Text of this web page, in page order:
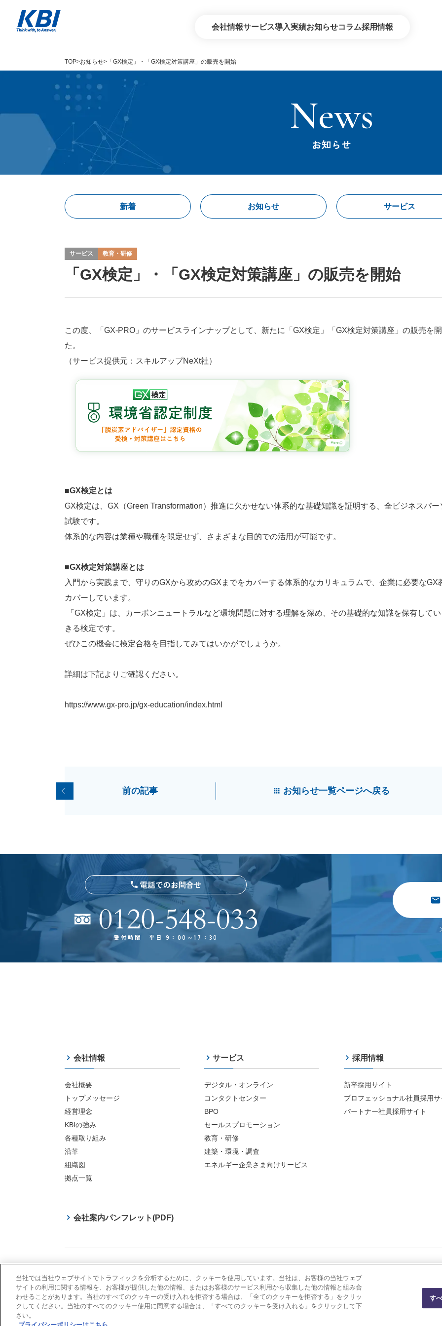
会社情報サービス導入実績お知らせコラム採用情報
サービス
TOP お知らせ 「GX検定」・「GX検定対策講座」の販売を開始
News
お知らせ
新着 お知らせ サービス
サービス 教育・研修
「GX検定」・「GX検定対策講座」の販売を開始
この度、「GX-PRO」のサービスラインナップとして、新たに「GX検定」「GX検定対策講座」の販売を
た。
（サービス提供元：スキルアップNeXt社）
■GX検定とは
GX検定は、GX（Green Transformation）推進に欠かせない体系的な基礎知識を証明する、全ビジネスパ
試験です。
体系的な内容は業種や職種を限定せず、さまざまな目的での活用が可能です。
■GX検定対策講座とは
入門から実践まで、守りのGXから攻めのGXまでをカバーする体系的なカリキュラムで、企業に必要なGX
カバーしています。
「GX検定」は、カーボンニュートラルなど環境問題に対する理解を深め、その基礎的な知識を保有して
きる検定です。
ぜひこの機会に検定合格を目指してみてはいかがでしょうか。
詳細は下記よりご確認ください。
https://www.gx-pro.jp/gx-education/index.html
前の記事 お知らせ一覧ページへ戻る
受付時間 平日 9：00～17：30
会社情報
会社概要
トップメッセージ
経営理念
KBIの強み
各種取り組み
沿革
組織図
拠点一覧
サービス
デジタル・オンライン
コンタクトセンター
BPO
セールスプロモーション
教育・研修
建築・環境・調査
エネルギー企業さま向けサービス
採用情報
新卒採用サイト
プロフェッショナル社員採用サ
パートナー社員採用サイト
会社案内パンフレット(PDF)
サイトマップ サイトポリシーソーシャルメディアポリシープライバシーポリシー
当社では当社ウェブサイトでトラフィックを分析するために、クッキーを使用しています。当社は、お客様の当社ウェブ
サイトの利用に関する情報を、お客様が提供した他の情報、またはお客様のサービス利用から収集した他の情報と組み合
わせることがあります。当社のすべてのクッキーの受け入れを拒否する場合は、「全てのクッキーを拒否する」をクリッ
クしてください。当社のすべてのクッキー使用に同意する場合は、「すべてのクッキーを受け入れる」をクリックして下
さい。
す